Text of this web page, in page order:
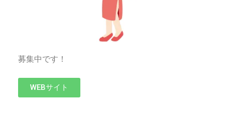
募集中です！
WEBサイト